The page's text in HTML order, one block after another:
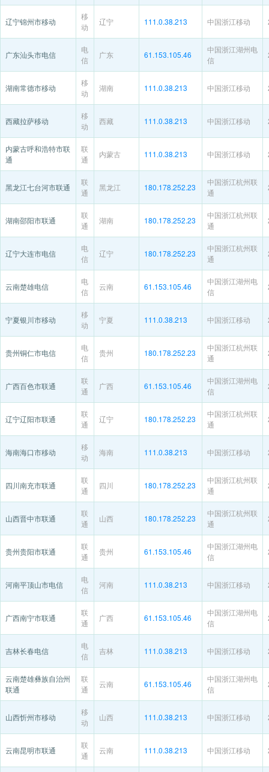
辽宁锦州市移动
移
动
辽宁 111.0.38.213 中国浙江移动
广东汕头市电信
电
信
广东 61.153.105.46
中国浙江湖州电
信
湖南常德市移动
移
动
湖南 111.0.38.213 中国浙江移动
西藏拉萨移动
移
动
西藏 111.0.38.213 中国浙江移动
内蒙古呼和浩特市联
通
联
通
内蒙古 111.0.38.213 中国浙江移动
黑龙江七台河市联通
联
通
黑龙江 180.178.252.23
中国浙江杭州联
通
湖南邵阳市联通
联
通
湖南 180.178.252.23
中国浙江杭州联
通
辽宁大连市电信
电
信
辽宁 180.178.252.23
中国浙江杭州联
通
云南楚雄电信
电
信
云南 61.153.105.46
中国浙江湖州电
信
宁夏银川市移动
移
动
宁夏 111.0.38.213 中国浙江移动
贵州铜仁市电信
电
信
贵州 180.178.252.23
中国浙江杭州联
通
广西百色市联通
联
通
广西 61.153.105.46
中国浙江湖州电
信
辽宁辽阳市联通
联
通
辽宁 180.178.252.23
中国浙江杭州联
通
海南海口市移动
移
动
海南 111.0.38.213 中国浙江移动
四川南充市联通
联
通
四川 180.178.252.23
中国浙江杭州联
通
山西晋中市联通
联
通
山西 180.178.252.23
中国浙江杭州联
通
贵州贵阳市联通
联
通
贵州 61.153.105.46
中国浙江湖州电
信
河南平顶山市电信
电
信
河南 111.0.38.213 中国浙江移动
广西南宁市联通
联
通
广西 61.153.105.46
中国浙江湖州电
信
吉林长春电信
电
信
吉林 111.0.38.213 中国浙江移动
云南楚雄彝族自治州
联通
联
通
云南 61.153.105.46
中国浙江湖州电
信
山西忻州市移动
移
动
山西 111.0.38.213 中国浙江移动
云南昆明市联通
联
通
云南 111.0.38.213 中国浙江移动